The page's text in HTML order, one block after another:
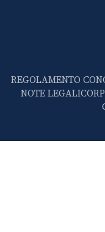
REGOLAMENTO
NOTE LEGALI